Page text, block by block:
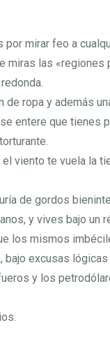
por mirar feo a
miras las «regiones
de ropa y además
entere que tienes
viento te vuela la
de gordos
y vives bajo un
los mismos
bajo excusas
y los